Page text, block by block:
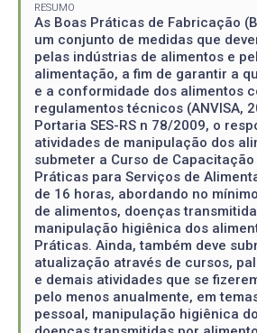
RESUMO
As Boas Práticas de Fabricação
um conjunto de medidas que
pelas indústrias de alimentos e
alimentação, a fim de garantir a
e a conformidade dos alimentos
regulamentos técnicos (ANVISA,
Portaria SES-RS n 78/2009, o
atividades de manipulação dos
submeter a Curso de Capacitação
Práticas para Serviços de
de 16 horas, abordando no
de alimentos, doenças
manipulação higiênica dos
Práticas. Ainda, também deve
atualização através de cursos,
e demais atividades que se
pelo menos anualmente, em
pessoal, manipulação higiênica